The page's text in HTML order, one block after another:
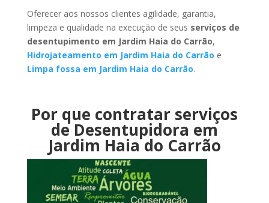
Oferecer aos nossos clientes agilidade, garantia,
limpeza e qualidade na execução de seus serviços de
desentupimento em Jardim Haia do Carrão,
Hidrojateamento em Jardim Haia do Carrão e
Limpa fossa em Jardim Haia do Carrão.
Por que contratar serviços
de Desentupidora em
Jardim Haia do Carrão